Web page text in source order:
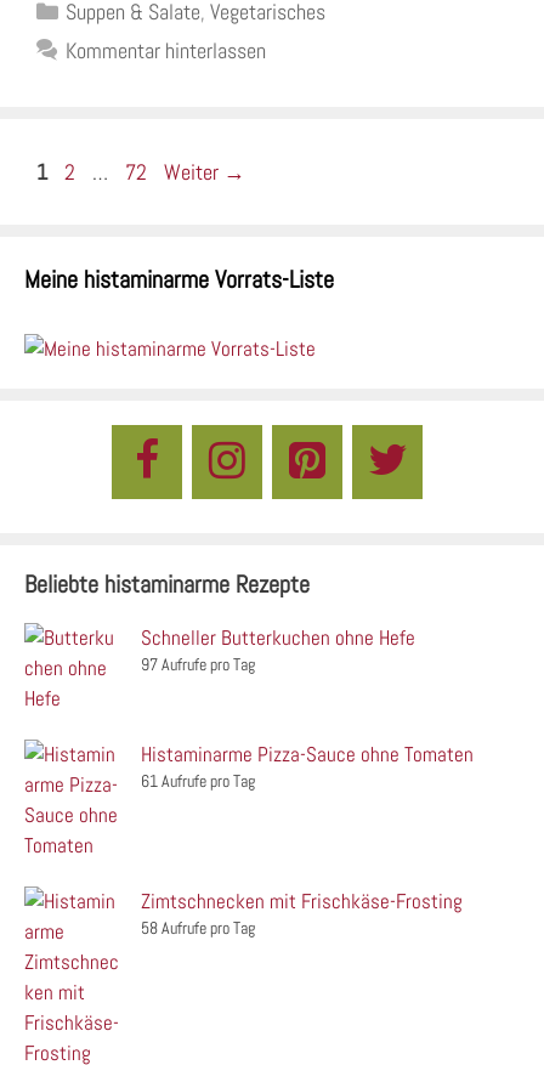
Kategorien
Suppen & Salate, Vegetarisches
Kommentar hinterlassen
Seite
1 Seite
2 … Seite
72 Weiter →
Meine histaminarme Vorrats-Liste
Beliebte histaminarme Rezepte
Schneller Butterkuchen ohne Hefe
97 Aufrufe pro Tag
Histaminarme Pizza-Sauce ohne Tomaten
61 Aufrufe pro Tag
Zimtschnecken mit Frischkäse-Frosting
58 Aufrufe pro Tag